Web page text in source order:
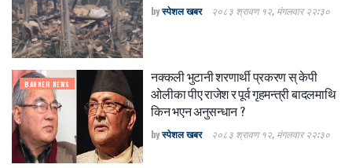
byस्पेशल खबर २०८३ श्रावण १२, मंगलवार २२:३०
BANNER NEWS
नक्कली भुटानी शरणार्थी प्रकरण स् केपी
ओलीका पीए राजेश र पूर्व गृहमन्त्री बादलमाथि
किन भएन अनुसन्धान ?
byस्पेशल खबर २०८३ श्रावण १२, मंगलवार २२:३०